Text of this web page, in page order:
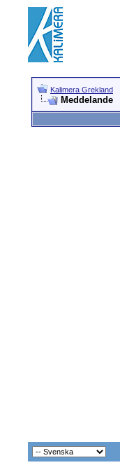
Kalimera Grekland
Meddelande